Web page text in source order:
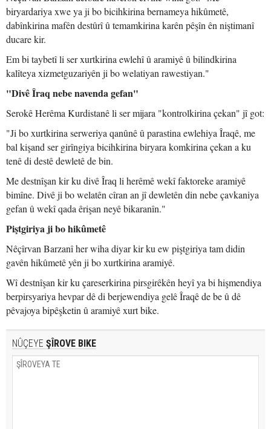
biryardariya xwe ya ji bo bicihkirina bernameya hikûmetê,
dabînkirina mafên destûrî û temamkirina karên pêşîn ên niştimanî
ducare kir.
Em bi taybetî li ser xurtkirina ewlehî û aramiyê û bilindkirina
kalîteya xizmetguzariyên ji bo welatiyan rawestiyan."
"Divê Îraq nebe navenda gefan"
Serokê Herêma Kurdistanê li ser mijara "kontrolkirina çekan" jî got:
"Ji bo xurtkirina serweriya qanûnê û parastina ewlehiya Îraqê, me
bal kişand ser girîngiya bicihkirina biryara komkirina çekan a ku
tenê di destê dewletê de bin.
Me destnîşan kir ku divê Îraq li herêmê wekî faktoreke aramiyê
bimîne. Divê ji bo welatên cîran an jî dewletên din nebe çavkaniya
gefan û wekî qada êrişan neyê bikaranîn."
Piştgiriya ji bo hikûmetê
Nêçîrvan Barzanî her wiha diyar kir ku ew piştgiriya tam didin
gavên hikûmetê yên ji bo xurtkirina aramiyê.
Wî destnîşan kir ku çareserkirina pirsgirêkên heyî ya bi hişmendiya
berpirsyariya hevpar dê di berjewendiya gelê Îraqê de be û dê
pêvajoya bipêşketin û aramiyê xurt bike.
NÛÇEYE ŞÎROVE BIKE